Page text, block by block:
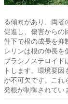
る傾向があり、両者
促進し、傷害からの
件下で根の成長を抑
レリンは根の伸長を
ブラシノステロイド
トします。環境要
が不可欠です。これ
発根が制御されてい